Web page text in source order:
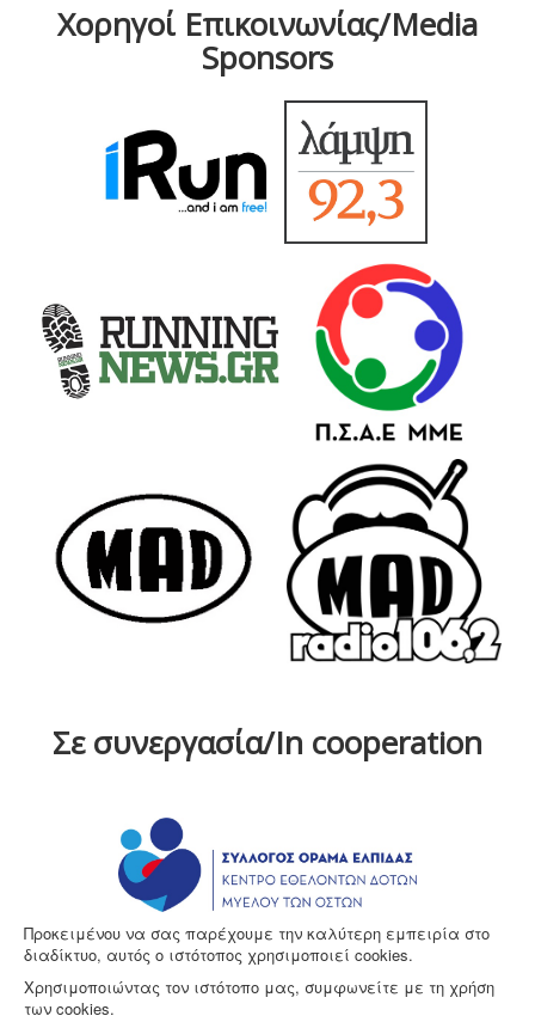
Χορηγοί Επικοινωνίας/Media
Sponsors
Σε συνεργασία/In cooperation
Προκειμένου να σας παρέχουμε την καλύτερη εμπειρία στο
διαδίκτυο, αυτός ο ιστότοπος χρησιμοποιεί cookies.
Χρησιμοποιώντας τον ιστότοπο μας, συμφωνείτε με τη χρήση
των cookies.